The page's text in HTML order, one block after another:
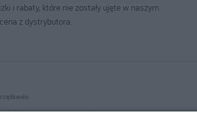
i rabaty, które nie zostały ujęte w naszym
z dystrybutora.
.
Możesz wyłączyć w każdej chwili.